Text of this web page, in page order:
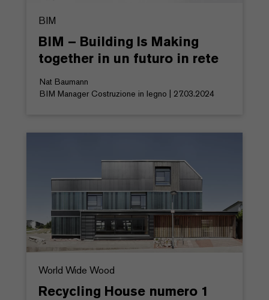
BIM
BIM – Building Is Making
together in un futuro in rete
Nat Baumann
BIM Manager Costruzione in legno | 27.03.2024
World Wide Wood
Recycling House numero 1